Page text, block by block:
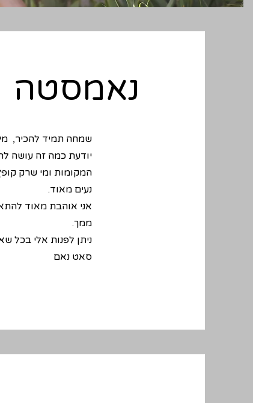
נאמסטה
שמחה תמיד להכיר,
יודעת כמה זה עושה
המקומות ומי שרק
נעים מאוד.
אני אוהבת מאוד
ממך.
ניתן לפנות אלי בכל
סאט נאם